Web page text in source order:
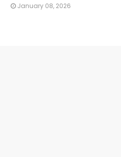
January 08, 2026